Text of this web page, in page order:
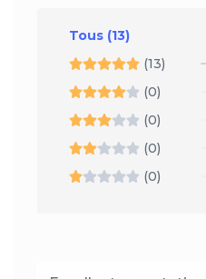
Tous (13)
(13)
(0)
(0)
(0)
(0)